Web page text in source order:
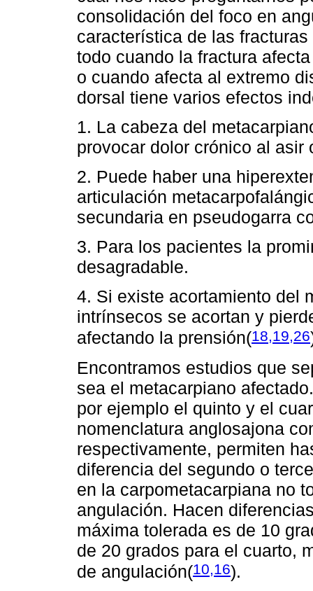
consolidación del foco en
característica de las
todo cuando la fractura
o cuando afecta al extremo
dorsal tiene varios efectos
1. La cabeza del
provocar dolor crónico al asir
2. Puede haber una
articulación
secundaria en pseudogarra
3. Para los pacientes la
desagradable.
4. Si existe acortamiento del
intrínsecos se acortan y
afectando la prensión(18,19,26
Encontramos estudios que
sea el metacarpiano
por ejemplo el quinto y el
nomenclatura anglosajona
respectivamente, permiten
diferencia del segundo o
en la carpometacarpiana no
angulación. Hacen
máxima tolerada es de 10
de 20 grados para el cuarto,
de angulación(10,16).